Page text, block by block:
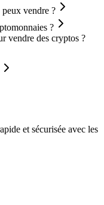
vendre ?
?
vendre des cryptos ?
et sécurisée avec les